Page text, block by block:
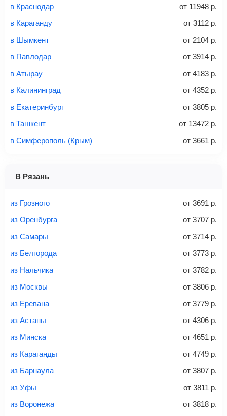
багажное отделение самолета.
не более 23 кг – эконом-класс
Стоимость авиабилетов зависит от выбранного тарифа:
Без багажа= ручная кладь*
Количество багажа
1 место
Вес багажа
20-23 кг 40 кг
*При необходимости багаж оплачивается отдельно при
регистрации на рейс, в среднем
правило, сразу купить билет с багажом дешевле, чем
дополнительно оплачивать его в аэропорту.
Важно:При покупке билета рекомендуем внимательно
проверять на официальном сайте продавца, включен ли
багаж в стоимость.
аэропорт. Для посадки потребуется только паспорт.
в Краснодар
от 11948 р.
в Караганду
от 3112 р.
в Шымкент
от 2104 р.
в Павлодар
от 3914 р.
в Атырау
от 4183 р.
в Калининград
от 4352 р.
в Екатеринбург
от 3805 р.
в Ташкент
от 13472 р.
в Симферополь (Крым)
от 3661 р.
В Рязань
из Грозного от 3691 р.
из Оренбурга
от 3707 р.
из Самары
от 3714 р.
из Белгорода
от 3773 р.
из Нальчика
от 3782 р.
из Москвы
от 3806 р.
из Еревана
от 3779 р.
из Астаны
от 4306 р.
из Минска
от 4651 р.
из Караганды
от 4749 р.
из Барнаула
от 3807 р.
из Уфы
от 3811 р.
из Воронежа
от 3818 р.